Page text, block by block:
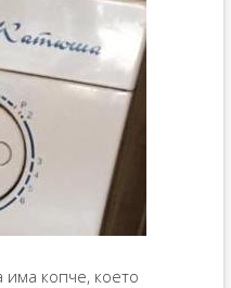
има копче, което